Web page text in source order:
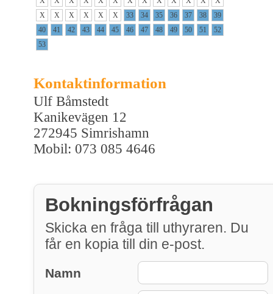
X
X X X X X 33 34 35 36 37 38
39
40
41 42 43 44 45 46 47 48 49 50 51
52
53
Kontaktinformation
Ulf Båmstedt
Kanikevägen 12
272945 Simrishamn
Mobil: 073 085 4646
Bokningsförfrågan
Skicka en fråga till uthyraren. Du
får en kopia till din e-post.
Namn